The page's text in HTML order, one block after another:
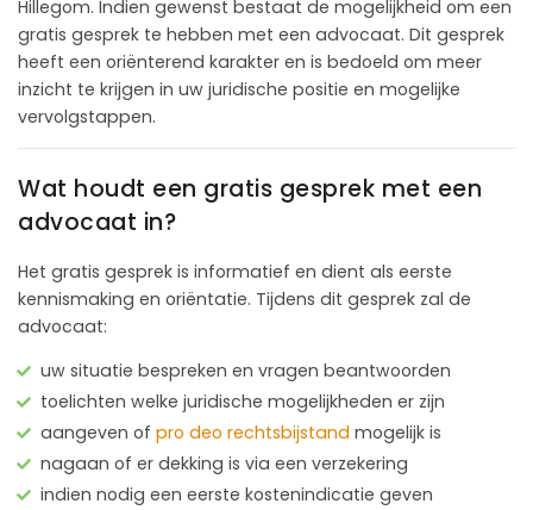
Hillegom. Indien gewenst bestaat de mogelijkheid om een
gratis gesprek te hebben met een advocaat. Dit gesprek
heeft een oriënterend karakter en is bedoeld om meer
inzicht te krijgen in uw juridische positie en mogelijke
vervolgstappen.
Wat houdt een gratis gesprek met een
advocaat in?
Het gratis gesprek is informatief en dient als eerste
kennismaking en oriëntatie. Tijdens dit gesprek zal de
advocaat:
uw situatie bespreken en vragen beantwoorden
toelichten welke juridische mogelijkheden er zijn
aangeven of pro deo rechtsbijstand mogelijk is
nagaan of er dekking is via een verzekering
indien nodig een eerste kostenindicatie geven